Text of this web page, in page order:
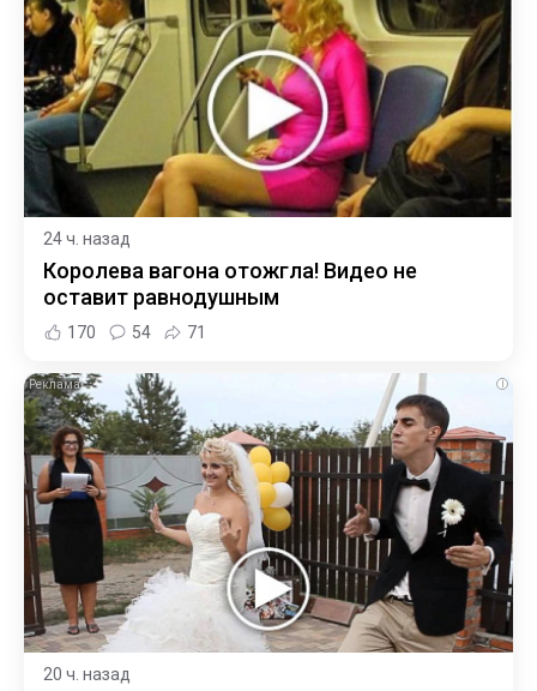
24 ч. назад
Королева вагона отожгла! Видео не
оставит равнодушным
170 54 71
i
20 ч. назад